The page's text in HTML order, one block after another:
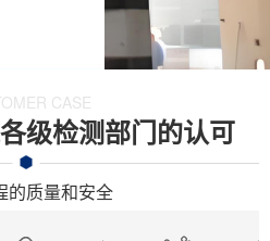
工程
CASE
级检测部门的认可
的质量和安全